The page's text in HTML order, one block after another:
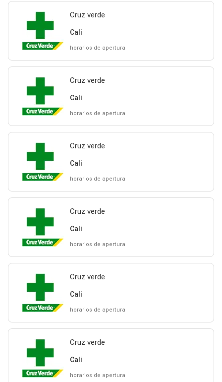
Cruz verde
Cali
horarios de apertura
Cruz verde
Cali
horarios de apertura
Cruz verde
Cali
horarios de apertura
Cruz verde
Cali
horarios de apertura
Cruz verde
Cali
horarios de apertura
Cruz verde
Cali
horarios de apertura